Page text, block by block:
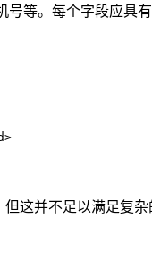
等。每个字段应具
并不足以满足复